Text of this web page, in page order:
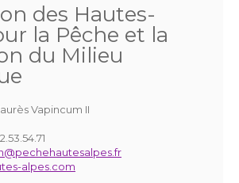
des Hautes-
la Pêche et la
du Milieu
Vapincum II
alpes.com